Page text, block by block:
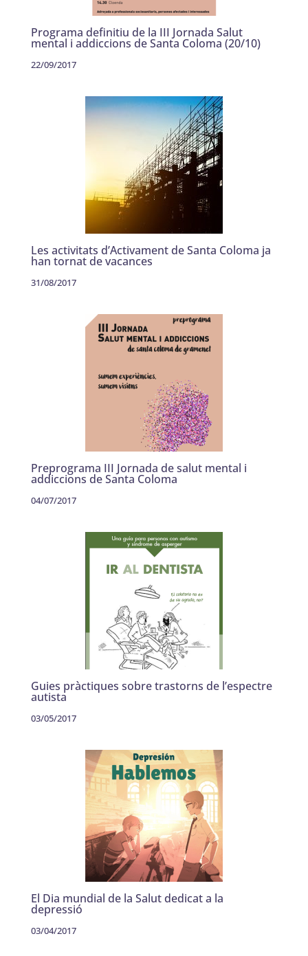
Programa definitiu de la III Jornada Salut
mental i addiccions de Santa Coloma (20/10)
22/09/2017
Les activitats d’Activament de Santa Coloma ja
han tornat de vacances
31/08/2017
Preprograma III Jornada de salut mental i
addiccions de Santa Coloma
04/07/2017
Guies pràctiques sobre trastorns de l’espectre
autista
03/05/2017
El Dia mundial de la Salut dedicat a la
depressió
03/04/2017